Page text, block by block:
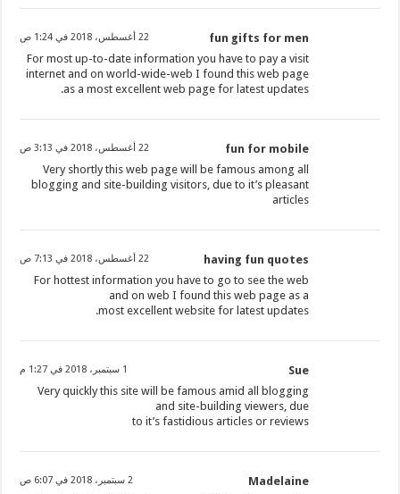
fun gifts for men 22 أغسطس، 2018 في 1:24 ص
For most up-to-date information you have to pay a visit
internet and on world-wide-web I found this web page
as a most excellent web page for latest updates.
fun for mobile 22 أغسطس، 2018 في 3:13 ص
Very shortly this web page will be famous among all
blogging and site-building visitors, due to it’s pleasant
articles
having fun quotes 22 أغسطس، 2018 في 7:13 ص
For hottest information you have to go to see the web
and on web I found this web page as a
most excellent website for latest updates.
Sue 1 سبتمبر، 2018 في 1:27 م
Very quickly this site will be famous amid all blogging
and site-building viewers, due
to it’s fastidious articles or reviews
Madelaine 2 سبتمبر، 2018 في 6:07 ص